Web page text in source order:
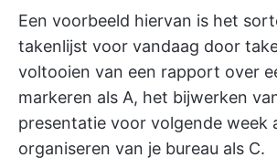
Een voorbeeld hiervan is het
takenlijst voor vandaag door
voltooien van een rapport over
markeren als A, het bijwerken
presentatie voor volgende week
organiseren van je bureau als C.